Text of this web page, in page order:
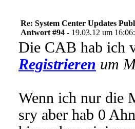
Re: System Center Updates
Antwort #94 - 19.03.12 um
Die CAB hab ich
Registrieren um
Wenn ich nur die
sry aber hab 0